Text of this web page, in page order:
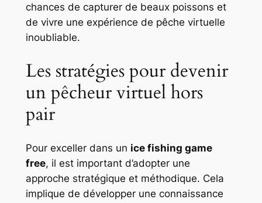
chances de capturer de beaux poissons et
de vivre une expérience de pêche virtuelle
inoubliable.
Les stratégies pour devenir
un pêcheur virtuel hors
pair
Pour exceller dans un ice fishing game
free, il est important d’adopter une
approche stratégique et méthodique. Cela
implique de développer une connaissance